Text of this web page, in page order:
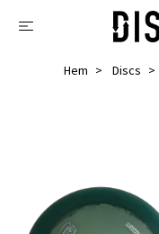
Hem Discs